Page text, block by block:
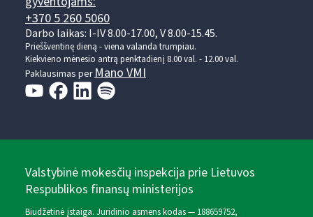
+370 5 260 5060
Darbo laikas: I-IV 8.00-17.00, V 8.00-15.45.
Prieššventinę dieną - viena valanda trumpiau.
Kiekvieno mėnesio antrą penktadienį 8.00 val. - 12.00 val.
Paklausimas per Mano VMI
Valstybinė mokesčių inspekcija prie Lietuvos
Respublikos finansų ministerijos
Biudžetinė įstaiga. Juridinio asmens kodas — 188659752,